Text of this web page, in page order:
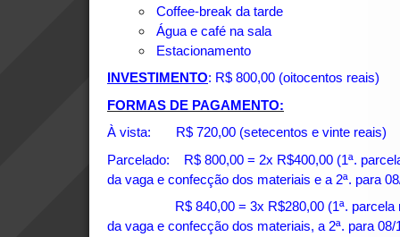
Coffee-break da tarde
Água e café na sala
Estacionamento
INVESTIMENTO: R$ 800,00 (oitocentos reais)
FORMAS DE PAGAMENTO:
À vista: R$ 720,00 (setecentos e vinte reais)
Parcelado: R$ 800,00 = 2x R$400,00 (1ª.
da vaga e confecção dos materiais e a 2ª. para
R$ 840,00 = 3x R$280,00 (1ª. parcela na
da vaga e confecção dos materiais, a 2ª. para 08/